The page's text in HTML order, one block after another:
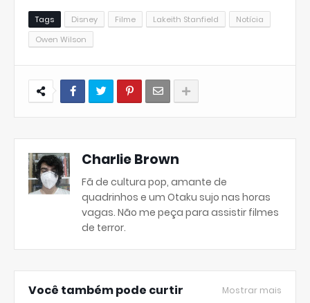
Tags Disney Filme Lakeith Stanfield
Notícia
Owen Wilson
Charlie Brown
Fã de cultura pop, amante de
quadrinhos e um Otaku sujo nas horas
vagas. Não me peça para assistir filmes
de terror.
Você também pode curtir Mostrar mais